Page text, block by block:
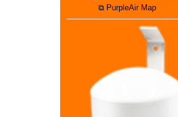
⧉ PurpleAir Map